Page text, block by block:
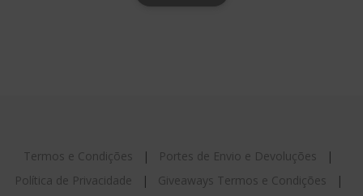
Termos e Condições | Portes de Envio e Devoluções |
Política de Privacidade | Giveaways Termos e Condições |